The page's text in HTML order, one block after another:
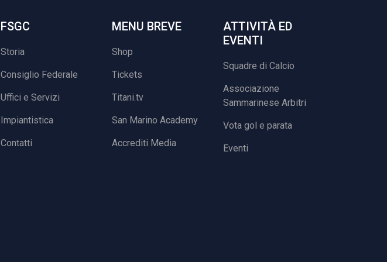
FSGC
Storia
Consiglio Federale
Uffici e Servizi
Impiantistica
Contatti
MENU BREVE
Shop
Tickets
Titani.tv
San Marino Academy
Accrediti Media
ATTIVITÀ ED
EVENTI
Squadre di Calcio
Associazione
Sammarinese Arbitri
Vota gol e parata
Eventi